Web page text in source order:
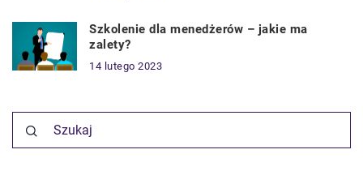
Szkolenie dla menedżerów – jakie ma
zalety?
14 lutego 2023